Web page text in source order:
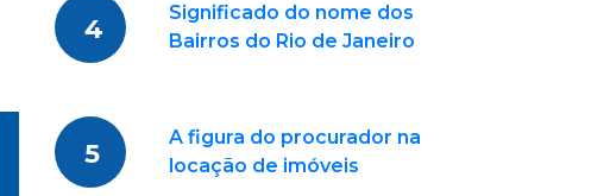
4
Significado do nome dos
Bairros do Rio de Janeiro
5
A figura do procurador na
locação de imóveis